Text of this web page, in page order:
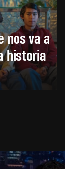
nos va a
historia